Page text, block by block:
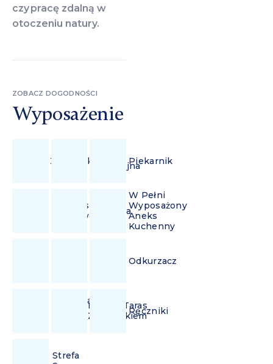
czy pracę zdalną w
otoczeniu natury.
ZOBACZ DOGODNOŚCI
Wyposażenie
Zmywarka IndukcyjnaPiekarnik
Ekspres
PrzelewowyLodówka
W Pełni
Wyposażony
Aneks
Kuchenny
Odkurzacz
Suszarka
Włosów
Balkon/Taras
Z OgródkiemRęczniki
Strefa